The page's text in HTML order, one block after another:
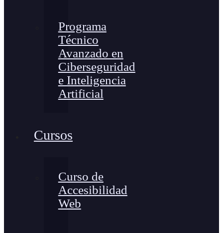
Programa
Técnico
Avanzado en
Ciberseguridad
e Inteligencia
Artificial
Cursos
Curso de
Accesibilidad
Web